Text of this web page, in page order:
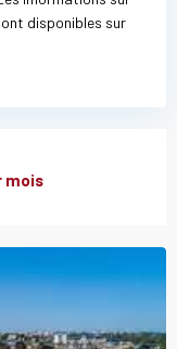
disponibles sur
mois